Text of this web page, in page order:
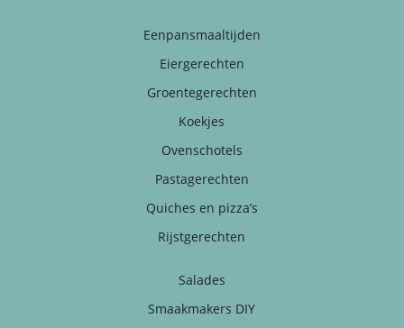
Eenpansmaaltijden
Eiergerechten
Groentegerechten
Koekjes
Ovenschotels
Pastagerechten
Quiches en pizza’s
Rijstgerechten
Salades
Smaakmakers DIY